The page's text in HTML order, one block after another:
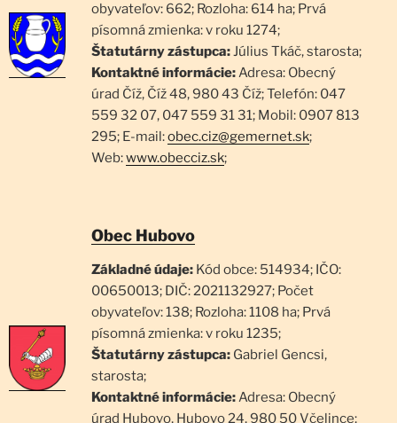
obyvateľov: 662; Rozloha: 614 ha; Prvá
písomná zmienka: v roku 1274;
Štatutárny zástupca:Július Tkáč, starosta;
Kontaktné informácie:Adresa: Obecný
úrad Číž, Číž 48, 980 43 Číž; Telefón: 047
559 32 07, 047 559 31 31; Mobil: 0907 813
295; E-mail:obec.ciz@gemernet.sk;
Web:www.obecciz.sk;
Obec Hubovo
Základné údaje: Kód obce: 514934; IČO:
00650013; DIČ: 2021132927; Počet
obyvateľov: 138; Rozloha: 1108 ha; Prvá
písomná zmienka: v roku 1235;
Štatutárny zástupca: Gabriel Gencsi,
starosta;
Kontaktné informácie: Adresa: Obecný
úrad Hubovo, Hubovo 24, 980 50 Včelince;